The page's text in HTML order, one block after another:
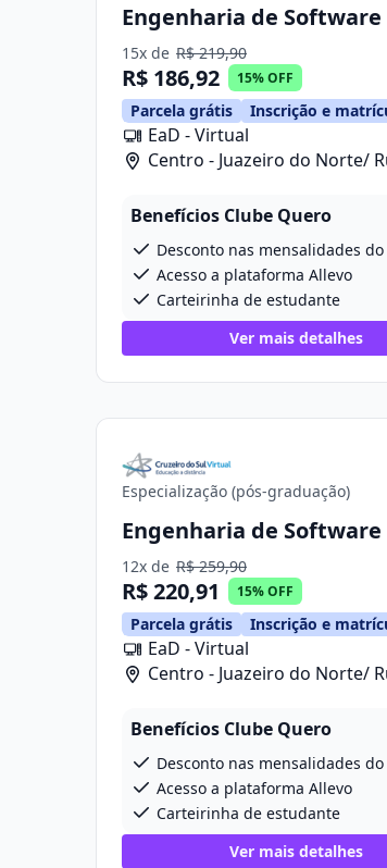
Engenharia de Software
15x de R$ 219,90
R$ 186,92 15% OFF
Parcela grátis Inscrição e
EaD - Virtual
Centro - Juazeiro do Norte/
Benefícios Clube Quero
Desconto nas mensalidades
Acesso a plataforma Allevo
Carteirinha de estudante
Ver mais detalhes
Especialização (pós-graduação)
Engenharia de Software
12x de R$ 259,90
R$ 220,91 15% OFF
Parcela grátis Inscrição e
EaD - Virtual
Centro - Juazeiro do Norte/
Benefícios Clube Quero
Desconto nas mensalidades
Acesso a plataforma Allevo
Carteirinha de estudante
Ver mais detalhes